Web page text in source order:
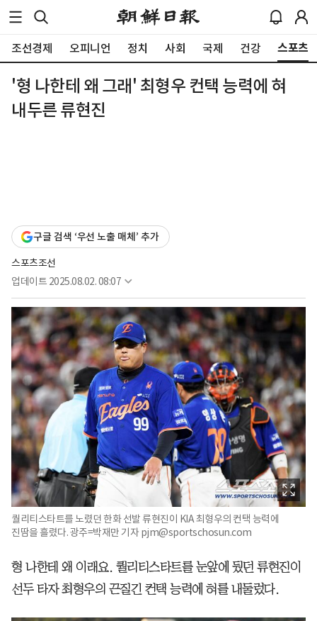
조선경제 오피니언 정치 사회 국제 건강 스포츠
'형 나한테 왜 그래' 최형우 컨택 능력에 혀
내두른 류현진
구글 검색 ‘우선 노출 매체’ 추가
스포츠조선
업데이트 2025.08.02. 08:07
퀄리티스타트를 노렸던 한화 선발 류현진이 KIA 최형우의 컨택 능력에
진땀을 흘렸다. 광주=박재만 기자 pjm@sportschosun.com
형 나한테 왜 이래요. 퀄리티스타트를 눈앞에 뒀던 류현진이
선두 타자 최형우의 끈질긴 컨택 능력에 혀를 내둘렀다.